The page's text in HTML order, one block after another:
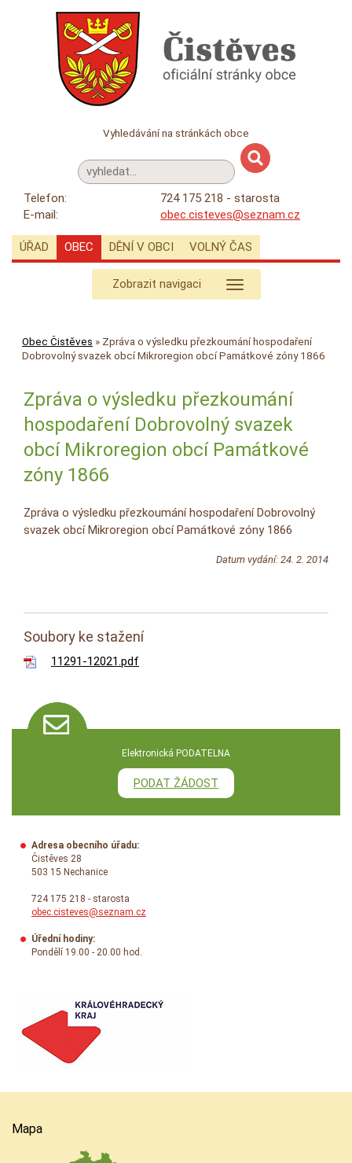
Vyhledávání na stránkách obce
Telefon:
724 175 218 - starosta
E-mail:
obec.cisteves@seznam.cz
ÚŘAD OBEC DĚNÍ V OBCI VOLNÝ ČAS
Zobrazit navigaci
Obec Čistěves » Zpráva o výsledku přezkoumání hospodaření
Dobrovolný svazek obcí Mikroregion obcí Památkové zóny 1866
Zpráva o výsledku přezkoumání
hospodaření Dobrovolný svazek
obcí Mikroregion obcí Památkové
zóny 1866
Zpráva o výsledku přezkoumání hospodaření Dobrovolný
svazek obcí Mikroregion obcí Památkové zóny 1866
Datum vydání: 24. 2. 2014
Soubory ke stažení
11291-12021.pdf
Elektronická PODATELNA
PODAT ŽÁDOST
Adresa obecního úřadu:
Čistěves 28
503 15 Nechanice
724 175 218 - starosta
obec.cisteves@seznam.cz
Úřední hodiny:
Pondělí 19.00 - 20.00 hod.
Mapa